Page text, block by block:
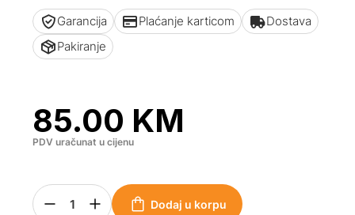
Garancija Plaćanje karticom
Dostava
Pakiranje
85.00 KM
PDV uračunat u cijenu
Dodaj u korpu